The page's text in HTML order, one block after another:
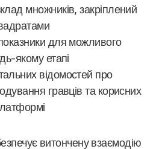
множників, закріплений
для можливого
якому етапі
відомостей про
гравців та корисних
витончену взаємодію